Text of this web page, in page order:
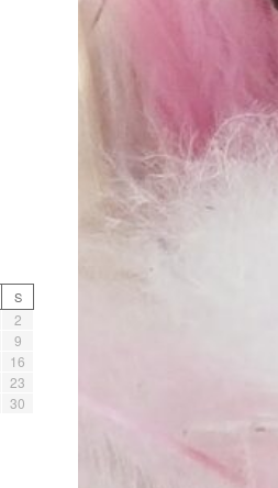
S
2
9
16
23
30